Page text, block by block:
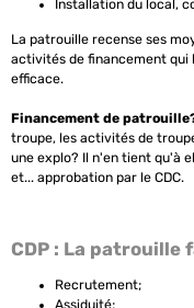
Installation du local,
La patrouille recense ses
activités de financement
efficace.
Financement de
troupe, les activités de
une explo? Il n'en tient qu'à
et... approbation par le CDC.
CDP : La patrouille
Recrutement;
Assiduité;